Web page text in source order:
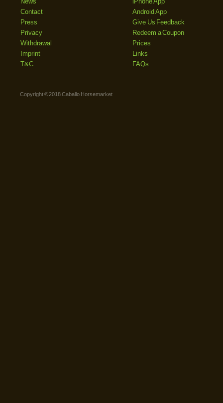
Contact
Press
Privacy
Withdrawal
Imprint
T&C
Android App
Give Us Feedback
Redeem a Coupon
Prices
Links
FAQs
Copyright © 2018 Caballo Horsemarket